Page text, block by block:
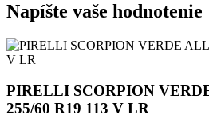
Napíšte vaše hodnotenie
PIRELLI SCORPION
255/60 R19 113 V LR